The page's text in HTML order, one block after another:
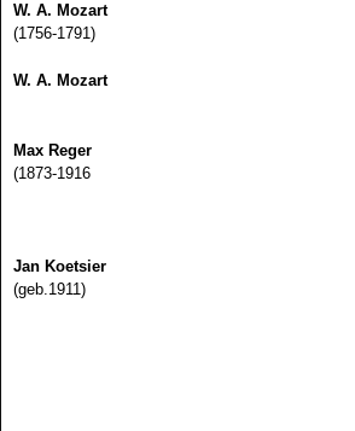
W. A. Mozart
(1756-1791)
W. A. Mozart
Max Reger
(1873-1916
Jan Koetsier
(geb.1911)